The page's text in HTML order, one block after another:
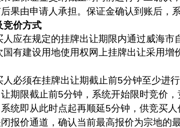
果由申请人承担。保证金确认到账后，
竞价方式
人应在规定的挂牌出让期限内通过威海
国有建设用地使用权网上挂牌出让采用
人必须在挂牌出让期截止前5分钟至少进
期限截止前5分钟，系统开始限时竞价
统即从此时点起再顺延5分钟，供竞买
报价通道，确认当前最高报价为宗地的最